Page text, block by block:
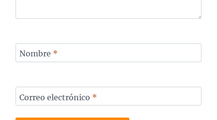
Nombre *
Correo electrónico *